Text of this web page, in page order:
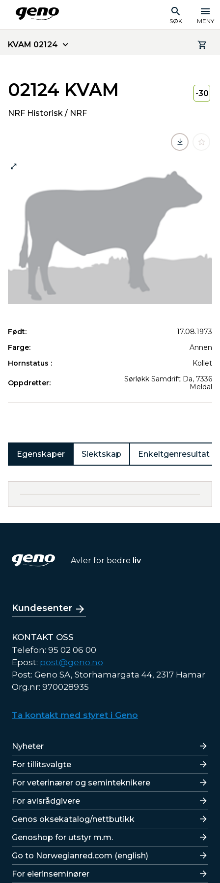
SØK MENY
KVAM 02124
02124 KVAM
NRF Historisk / NRF
-30
Født:
17.08.1973
Farge:
Annen
Hornstatus :
Kollet
Oppdretter:
Sørløkk Samdrift Da, 7336
Meldal
Egenskaper Slektskap Enkeltgenresultat
Avler for bedre liv
Kundesenter
KONTAKT OSS
Telefon: 95 02 06 00
Epost: post@geno.no
Post: Geno SA, Storhamargata 44, 2317 Hamar
Org.nr: 970028935
Ta kontakt med styret i Geno
Lenker
Nyheter
For tillitsvalgte
For veterinærer og seminteknikere
For avlsrådgivere
Lenker
Genos oksekatalog/nettbutikk
Genoshop for utstyr m.m.
Go to Norwegianred.com (english)
For eierinseminører